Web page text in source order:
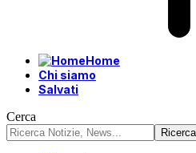
Home
Chi siamo
Salvati
Cerca